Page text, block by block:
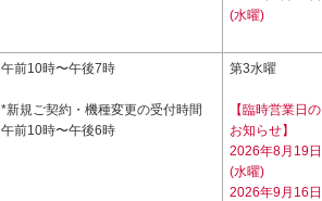
(水曜)
午前10時〜午後7時
*新規ご契約・機種変更の受付時間
午前10時〜午後6時
第3水曜
【臨時営業日の
お知らせ】
2026年8月19日
(水曜)
2026年9月16日